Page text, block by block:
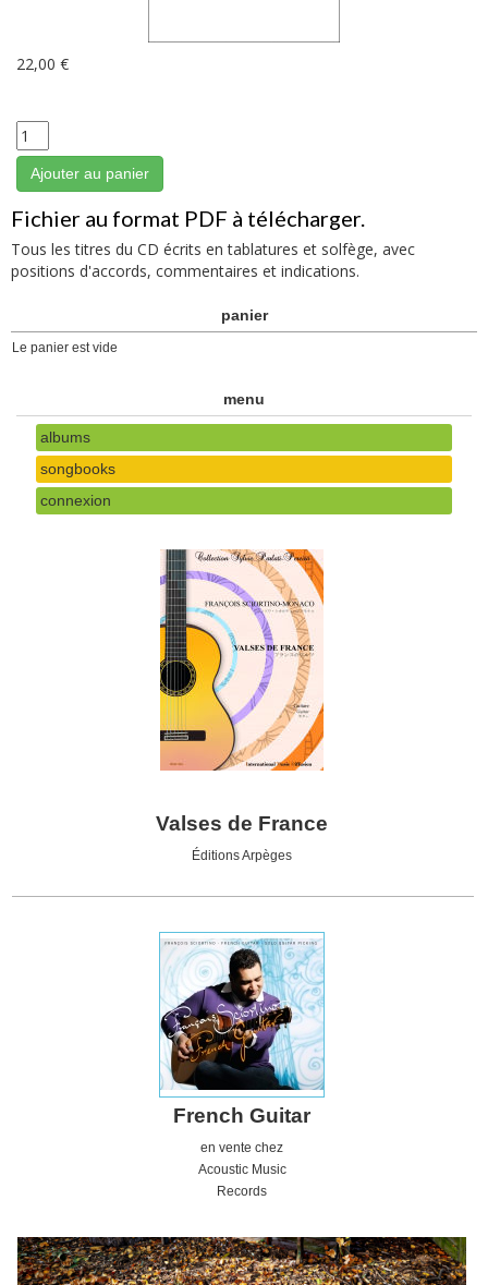
22,00 €
Ajouter au panier
Fichier au format PDF à télécharger.
Tous les titres du CD écrits en tablatures et solfège, avec
positions d'accords, commentaires et indications.
panier
Le panier est vide
menu
albums
songbooks
connexion
Valses de France
Éditions Arpèges
French Guitar
en vente chez
Acoustic Music
Records